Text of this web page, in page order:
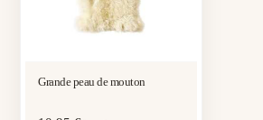
Grande peau de mouton